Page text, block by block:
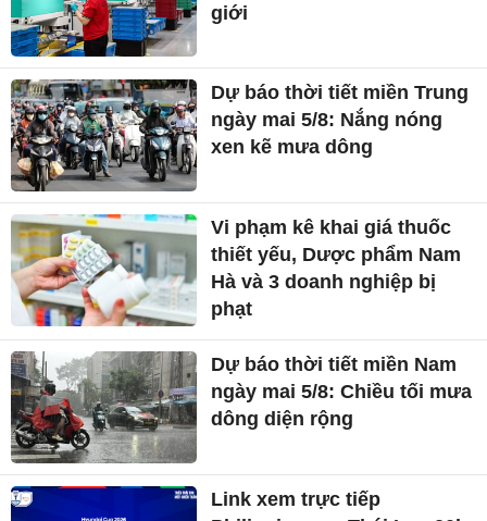
giới
Dự báo thời tiết miền Trung
ngày mai 5/8: Nắng nóng
xen kẽ mưa dông
Vi phạm kê khai giá thuốc
thiết yếu, Dược phẩm Nam
Hà và 3 doanh nghiệp bị
phạt
Dự báo thời tiết miền Nam
ngày mai 5/8: Chiều tối mưa
dông diện rộng
Link xem trực tiếp